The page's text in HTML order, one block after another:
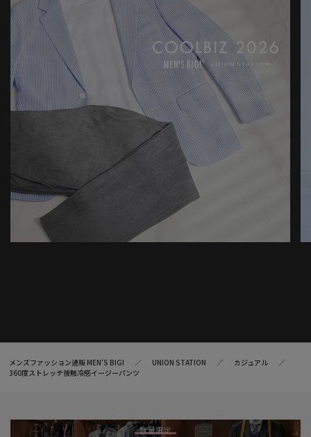
メンズファッション通販 MEN'S BIGI UNION STATION
カジュアル
360度ストレッチ接触冷感イージーパンツ